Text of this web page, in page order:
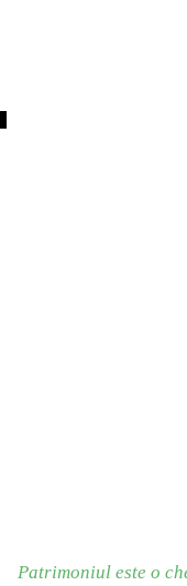
Patrimoniul este o